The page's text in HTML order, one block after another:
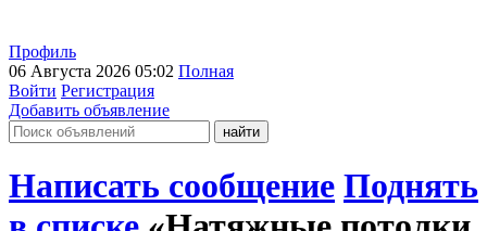
Профиль
06 Августа 2026 05:02 Полная
Войти Регистрация
Добавить объявление
Написать сообщение Поднять